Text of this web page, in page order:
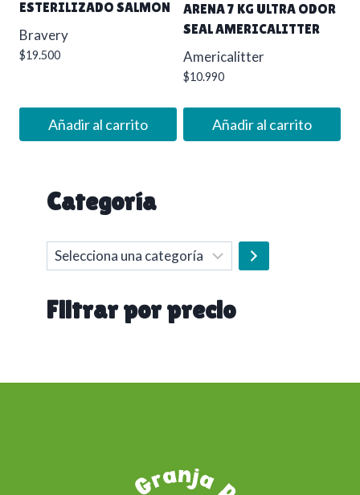
ESTERILIZADO SALMON
Bravery
$19.500
Añadir al carrito
ARENA 7 KG ULTRA ODOR
SEAL AMERICALITTER
Americalitter
$10.990
Añadir al carrito
Categoría
Selecciona
una
Filtrar por precio